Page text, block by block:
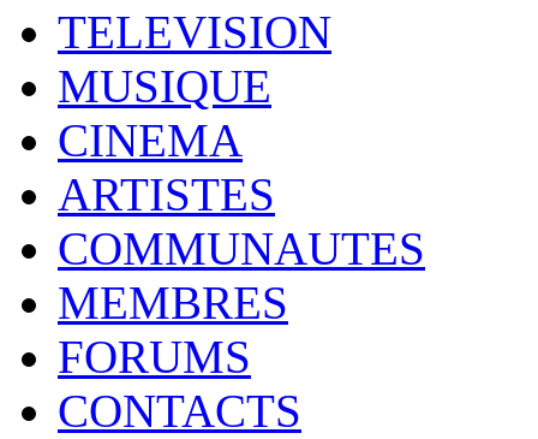
TELEVISION
MUSIQUE
CINEMA
ARTISTES
COMMUNAUTES
MEMBRES
FORUMS
CONTACTS